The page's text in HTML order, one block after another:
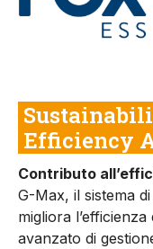
Efficiency
Contributo
G-Max, il sistema
migliora
avanzato di